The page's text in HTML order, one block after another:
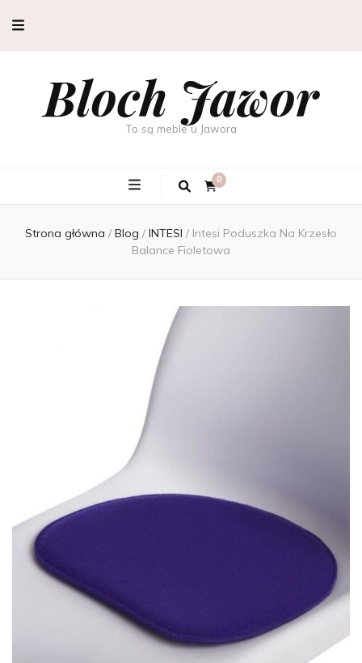
Bloch Jawor
To są meble u Jawora
0
Strona główna / Blog / INTESI / Intesi Poduszka Na Krzesło
Balance Fioletowa